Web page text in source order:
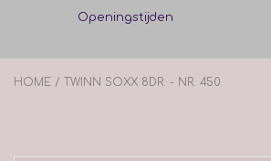
Openingstijden
HOME / TWINN SOXX 8DR. - NR. 450